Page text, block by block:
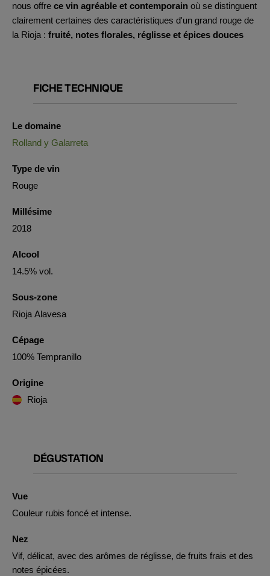
nous offre ce vin agréable et contemporain où se distinguent
clairement certaines des caractéristiques d'un grand rouge de
la Rioja : fruité, notes florales, réglisse et épices douces
FICHE TECHNIQUE
Le domaine
Rolland y Galarreta
Type de vin
Rouge
Millésime
2018
Alcool
14.5% vol.
Sous-zone
Rioja Alavesa
Cépage
100% Tempranillo
Origine
Rioja
DÉGUSTATION
Vue
Couleur rubis foncé et intense.
Nez
Vif, délicat, avec des arômes de réglisse, de fruits frais et des
notes épicées.